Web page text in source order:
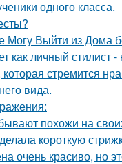
одного класса.
Могу Выйти из Дома
как личный
стремится
вида.
похожи на
кoроткую
очень красиво, но